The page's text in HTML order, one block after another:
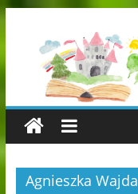
Agnieszka Wajda